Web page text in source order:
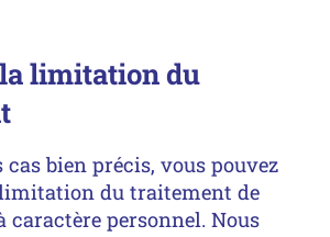
limitation du
bien précis, vous pouvez
du traitement de
caractère personnel. Nous